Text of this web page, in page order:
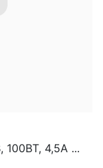
4,5А ...